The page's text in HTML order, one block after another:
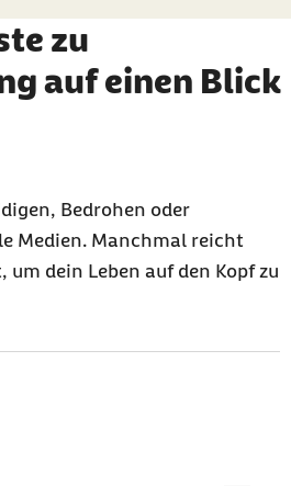
zu
auf einen Blick
Bedrohen oder
Medien. Manchmal reicht
um dein Leben auf den Kopf zu